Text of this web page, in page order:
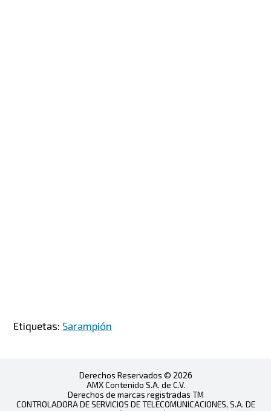
Etiquetas: Sarampión
Derechos Reservados © 2026
AMX Contenido S.A. de C.V.
Derechos de marcas registradas TM
CONTROLADORA DE SERVICIOS DE TELECOMUNICACIONES, S.A. DE